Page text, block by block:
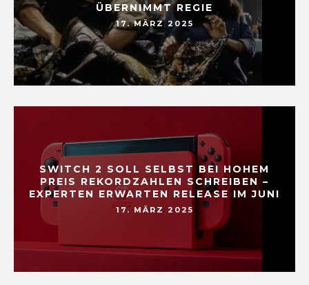
ÜBERNIMMT REGIE
17. MÄRZ 2025
SWITCH 2 SOLL SELBST BEI HOHEM
PREIS REKORDZAHLEN SCHREIBEN –
EXPERTEN ERWARTEN RELEASE IM JUNI
17. MÄRZ 2025